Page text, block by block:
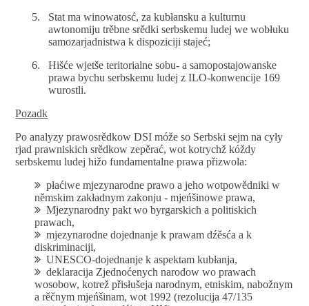
Stat ma winowatosć, za kubłansku a kulturnu
awtonomiju trěbne srědki serbskemu ludej we wobłuku
samozarjadnistwa k dispoziciji stajeć;
Hišće wjetše teritorialne sobu- a samopostajowanske
prawa bychu serbskemu ludej z ILO-konwencije 169
wurostli.
Pozadk
Po analyzy prawosrědkow DSI móže so Serbski sejm na cyły
rjad prawniskich srědkow zepěrać, wot kotrychž kóždy
serbskemu ludej hižo fundamentalne prawa přizwola:
płaćiwe mjezynarodne prawo a jeho wotpowědniki w
němskim zakładnym zakonju - mjeńšinowe prawa,
Mjezynarodny pakt wo byrgarskich a politiskich
prawach,
mjezynarodne dojednanje k prawam dźěsća a k
diskriminaciji,
UNESCO-dojednanje k aspektam kubłanja,
deklaracija Zjednoćenych narodow wo prawach
wosobow, kotrež přisłušeja narodnym, etniskim, nabožnym
a rěčnym mjeńšinam, wot 1992 (rezolucija 47/135